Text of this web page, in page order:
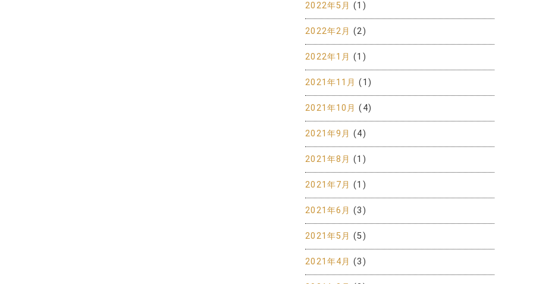
2022年5月 (1)
2022年2月 (2)
2022年1月 (1)
2021年11月 (1)
2021年10月 (4)
2021年9月 (4)
2021年8月 (1)
2021年7月 (1)
2021年6月 (3)
2021年5月 (5)
2021年4月 (3)